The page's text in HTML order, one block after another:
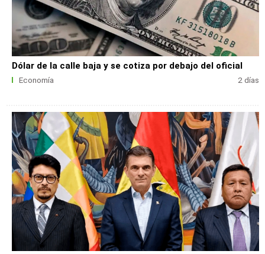
Dólar de la calle baja y se cotiza por debajo del oficial
Economía 2 días